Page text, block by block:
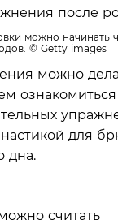
можно начинать
© Getty images
можно
для
дна.
считать